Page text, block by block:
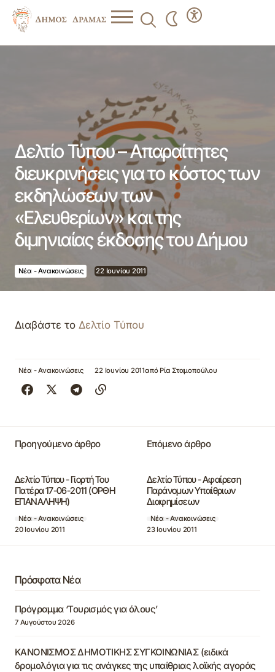
Δελτίο Τύπου – Απαραίτητες
διευκρινήσεις για το κόστος των
εκδηλώσεων των
«Ελευθερίων» και της
διμηνιαίας έκδοσης του Δήμου
Νέα - Ανακοινώσεις 22 Ιουνίου 2011
Διαβάστε το Δελτίο Τύπου
Νέα - Ανακοινώσεις 22 Ιουνίου 2011από Ρία Σταμοπούλου
Προηγούμενο άρθρο
Δελτίο Τύπου - Γιορτή Του
Πατέρα 17-06-2011 (ΟΡΘΗ
ΕΠΑΝΑΛΗΨΗ)
Νέα - Ανακοινώσεις
20 Ιουνίου 2011
Επόμενο άρθρο
Δελτίο Τύπου - Αφαίρεση
Παράνομων Υπαίθριων
Διαφημίσεων
Νέα - Ανακοινώσεις
23 Ιουνίου 2011
Πρόσφατα Νέα
Πρόγραμμα ‘Τουρισμός για όλους’
7 Αυγούστου 2026
ΚΑΝΟΝΙΣΜΟΣ ΔΗΜΟΤΙΚΗΣ ΣΥΓΚΟΙΝΩΝΙΑΣ (ειδικά
δρομολόγια για τις ανάγκες της υπαίθριας λαϊκής αγοράς